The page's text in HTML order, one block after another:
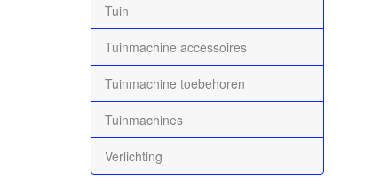
Tuin
Tuinmachine accessoires
Tuinmachine toebehoren
Tuinmachines
Verlichting